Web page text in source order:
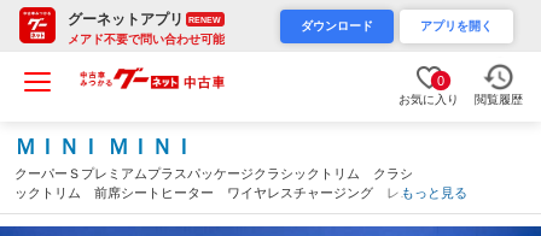
グーネットアプリ RENEW
メアド不要で問い合わせ可能
ダウンロード アプリを開く
0
お気に入り 閲覧履歴
ＭＩＮＩ ＭＩＮＩ
クーパーＳプレミアムプラスパッケージクラシックトリム クラシ
ックトリム 前席シートヒーター ワイヤレスチャージング レー
ダークルーズコントロール 衝突被害軽減システム レーンアシス
ト クリアランスソナー ハーフレザーシート 純正ナビ バック
もっと見る